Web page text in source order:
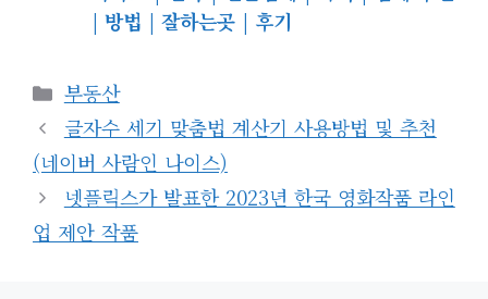
| 방법 | 잘하는곳 | 후기
카
테
고
리
부동산
글자수 세기 맞춤법 계산기 사용방법 및 추천
(네이버 사람인 나이스)
넷플릭스가 발표한 2023년 한국 영화작품 라인
업 제안 작품